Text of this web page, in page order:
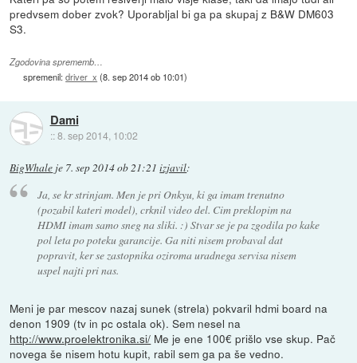
predvsem dober zvok? Uporabljal bi ga pa skupaj z B&W DM603
S3.
Zgodovina sprememb…
spremenil:driver_x (8. sep 2014 ob 10:01)
Dami
::8. sep 2014, 10:02
BigWhale je 7. sep 2014 ob 21:21 izjavil:
Ja, se kr strinjam. Men je pri Onkyu, ki ga imam trenutno
(pozabil kateri model), crknil video del. Cim preklopim na
HDMI imam samo sneg na sliki. :) Stvar se je pa zgodila po kake
pol leta po poteku garancije. Ga niti nisem probaval dat
popravit, ker se zastopnika oziroma uradnega servisa nisem
uspel najti pri nas.
Meni je par mescov nazaj sunek (strela) pokvaril hdmi board na
denon 1909 (tv in pc ostala ok). Sem nesel na
http://www.proelektronika.si/ Me je ene 100€ prišlo vse skup. Pač
novega še nisem hotu kupit, rabil sem ga pa še vedno.